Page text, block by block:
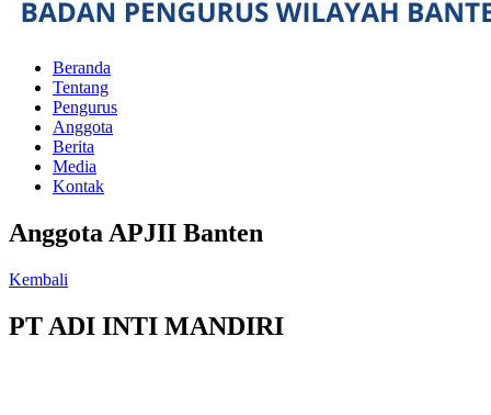
Beranda
Tentang
Pengurus
Anggota
Berita
Media
Kontak
Anggota APJII Banten
Kembali
PT ADI INTI MANDIRI